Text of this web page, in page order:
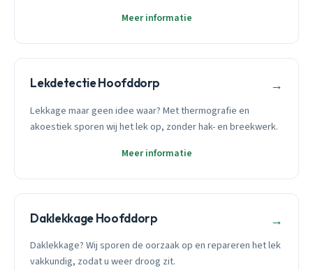
Meer informatie
Lekdetectie Hoofddorp →
Lekkage maar geen idee waar? Met thermografie en
akoestiek sporen wij het lek op, zonder hak- en breekwerk.
Meer informatie
Daklekkage Hoofddorp →
Daklekkage? Wij sporen de oorzaak op en repareren het lek
vakkundig, zodat u weer droog zit.